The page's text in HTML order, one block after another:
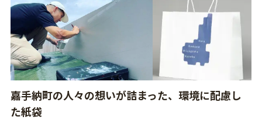
嘉手納町の人々の想いが詰まった、環境に配慮し
た紙袋